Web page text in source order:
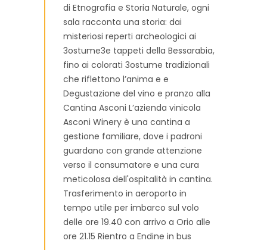
di Etnografia e Storia Naturale, ogni
sala racconta una storia: dai
misteriosi reperti archeologici ai
3ostume3e tappeti della Bessarabia,
fino ai colorati 3ostume tradizionali
che riflettono l’anima e e
Degustazione del vino e pranzo alla
Cantina Asconi L’azienda vinicola
Asconi Winery è una cantina a
gestione familiare, dove i padroni
guardano con grande attenzione
verso il consumatore e una cura
meticolosa dell'ospitalità in cantina.
Trasferimento in aeroporto in
tempo utile per imbarco sul volo
delle ore 19.40 con arrivo a Orio alle
ore 21.15 Rientro a Endine in bus